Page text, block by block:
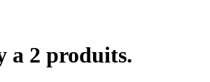
a 2 produits.